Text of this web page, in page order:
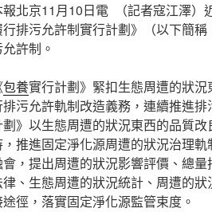
報北京11月10日電 （記者寇江澤）
行排污允許制實行計劃》（以下簡
許制。
包養實行計劃》緊扣生態周遭的狀
排污允許軌制改造義務，連續推進
劃》以生態周遭的狀況東西的品質
，推進固定淨化源周遭的狀況治理
會，提出周遭的狀況影響評價、總
律、生態周遭的狀況統計、周遭的
徑，落實固定淨化源監管束度。